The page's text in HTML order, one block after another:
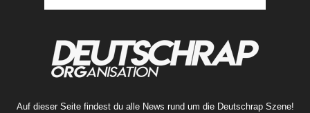
Auf dieser Seite findest du alle News rund um die Deutschrap Szene!